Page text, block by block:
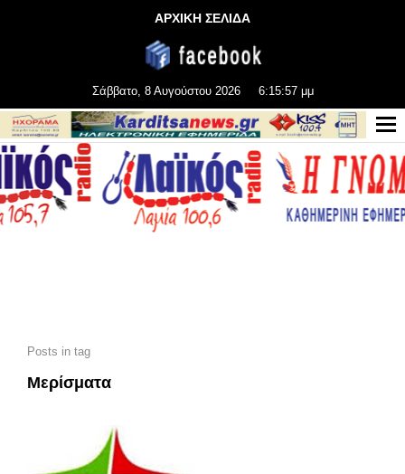
ΑΡΧΙΚΗ ΣΕΛΙΔΑ
Σάββατο, 8 Αυγούστου 2026 6:15:58 μμ
Posts in tag
Μερίσματα